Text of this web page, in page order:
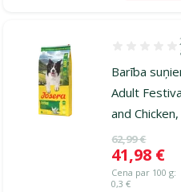
Barība
Adult
and
Oriģinālā
62,99 €
Cena
41,98 €
Cena par 100 g:
0,3 €